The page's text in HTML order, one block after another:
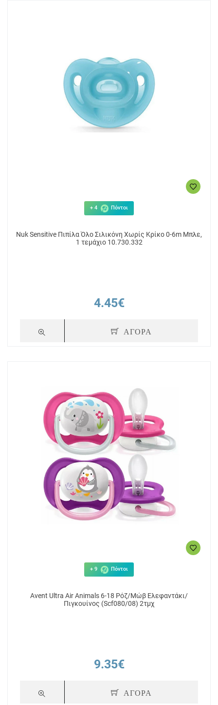
+ 4 Πόντοι
Nuk Sensitive Πιπίλα Όλο Σιλικόνη Χωρίς Κρίκο 0-6m Μπλε,
1 τεμάχιο 10.730.332
4.45€
ΑΓΟΡΑ
+ 9 Πόντοι
Avent Ultra Air Animals 6-18 Ρόζ/Μώβ Ελεφαντάκι/
Πιγκουίνος (Scf080/08) 2τμχ
9.35€
ΑΓΟΡΑ